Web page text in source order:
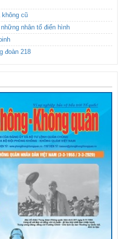
cũ
nhân tố điển hình
đoàn 218